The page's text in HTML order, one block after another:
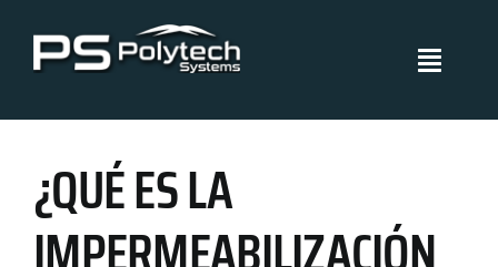
content
Toggle
Polytech Systems
Sistemas y aplicaciones
¿QUÉ ES LA